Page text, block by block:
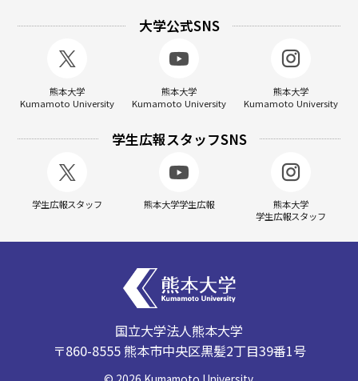
大学公式SNS
熊本大学
Kumamoto University
熊本大学
Kumamoto University
熊本大学
Kumamoto University
学生広報スタッフSNS
学生広報スタッフ 熊本大学学生広報
熊本大学
学生広報スタッフ
国立大学法人熊本大学
〒860-8555 熊本市中央区黒髪2丁目39番1号